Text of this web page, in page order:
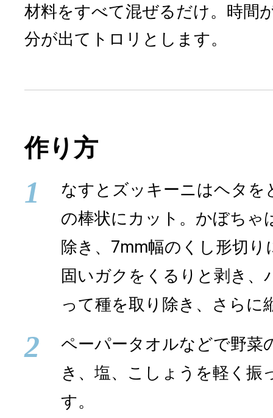
材料をすべて混ぜるだけ。時間
分が出てトロリとします。
作り方
1
なすとズッキーニはヘタを
の棒状にカット。かぼちゃ
除き、7mm幅のくし形切
固いガクをくるりと剥き、
って種を取り除き、さらに
2
ペーパータオルなどで野菜
き、塩、こしょうを軽く振
す。